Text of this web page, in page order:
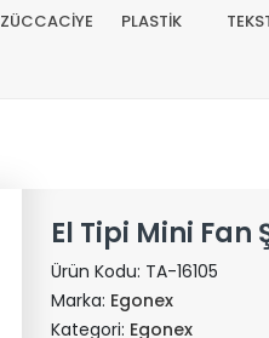
ZÜCCACİYE PLASTİK
El Tipi Mini Fan
Ürün Kodu: TA-16105
Marka: Egonex
Kategori: Egonex